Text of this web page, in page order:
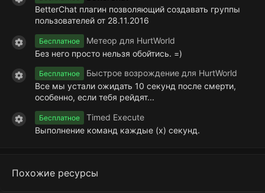
BetterChat плагин позволяющий создавать группы
пользователей от 28.11.2016
Иконка ресурса
Бесплатное
Метеор для HurtWorld
Без него просто нельзя обойтись. =)
Иконка ресурса
Бесплатное
Быстрое возрождение для HurtWorld
Все мы устали ожидать 10 секунд после смерти,
особенно, если тебя рейдят...
Иконка ресурса
Бесплатное
Timed Execute
Выполнение команд каждые (х) секунд.
Похожие ресурсы